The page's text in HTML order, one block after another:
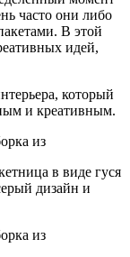
часто они либо
В этой
идей,
который
и креативным.
в виде гуся
дизайн и